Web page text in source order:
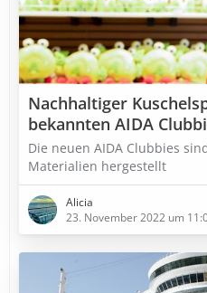
Nachhaltiger
bekannten AIDA
Die neuen AIDA Clubbies
Materialien hergestellt
Alicia
23. November 2022 um